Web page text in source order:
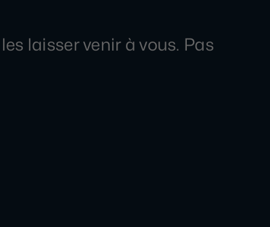
laisser venir à vous. Pas